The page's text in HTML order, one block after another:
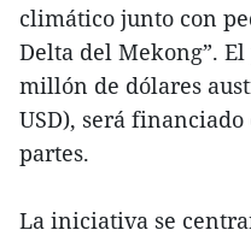
climático junto con
Delta del Mekong”.
millón de dólares
USD), será
partes.
La iniciativa se